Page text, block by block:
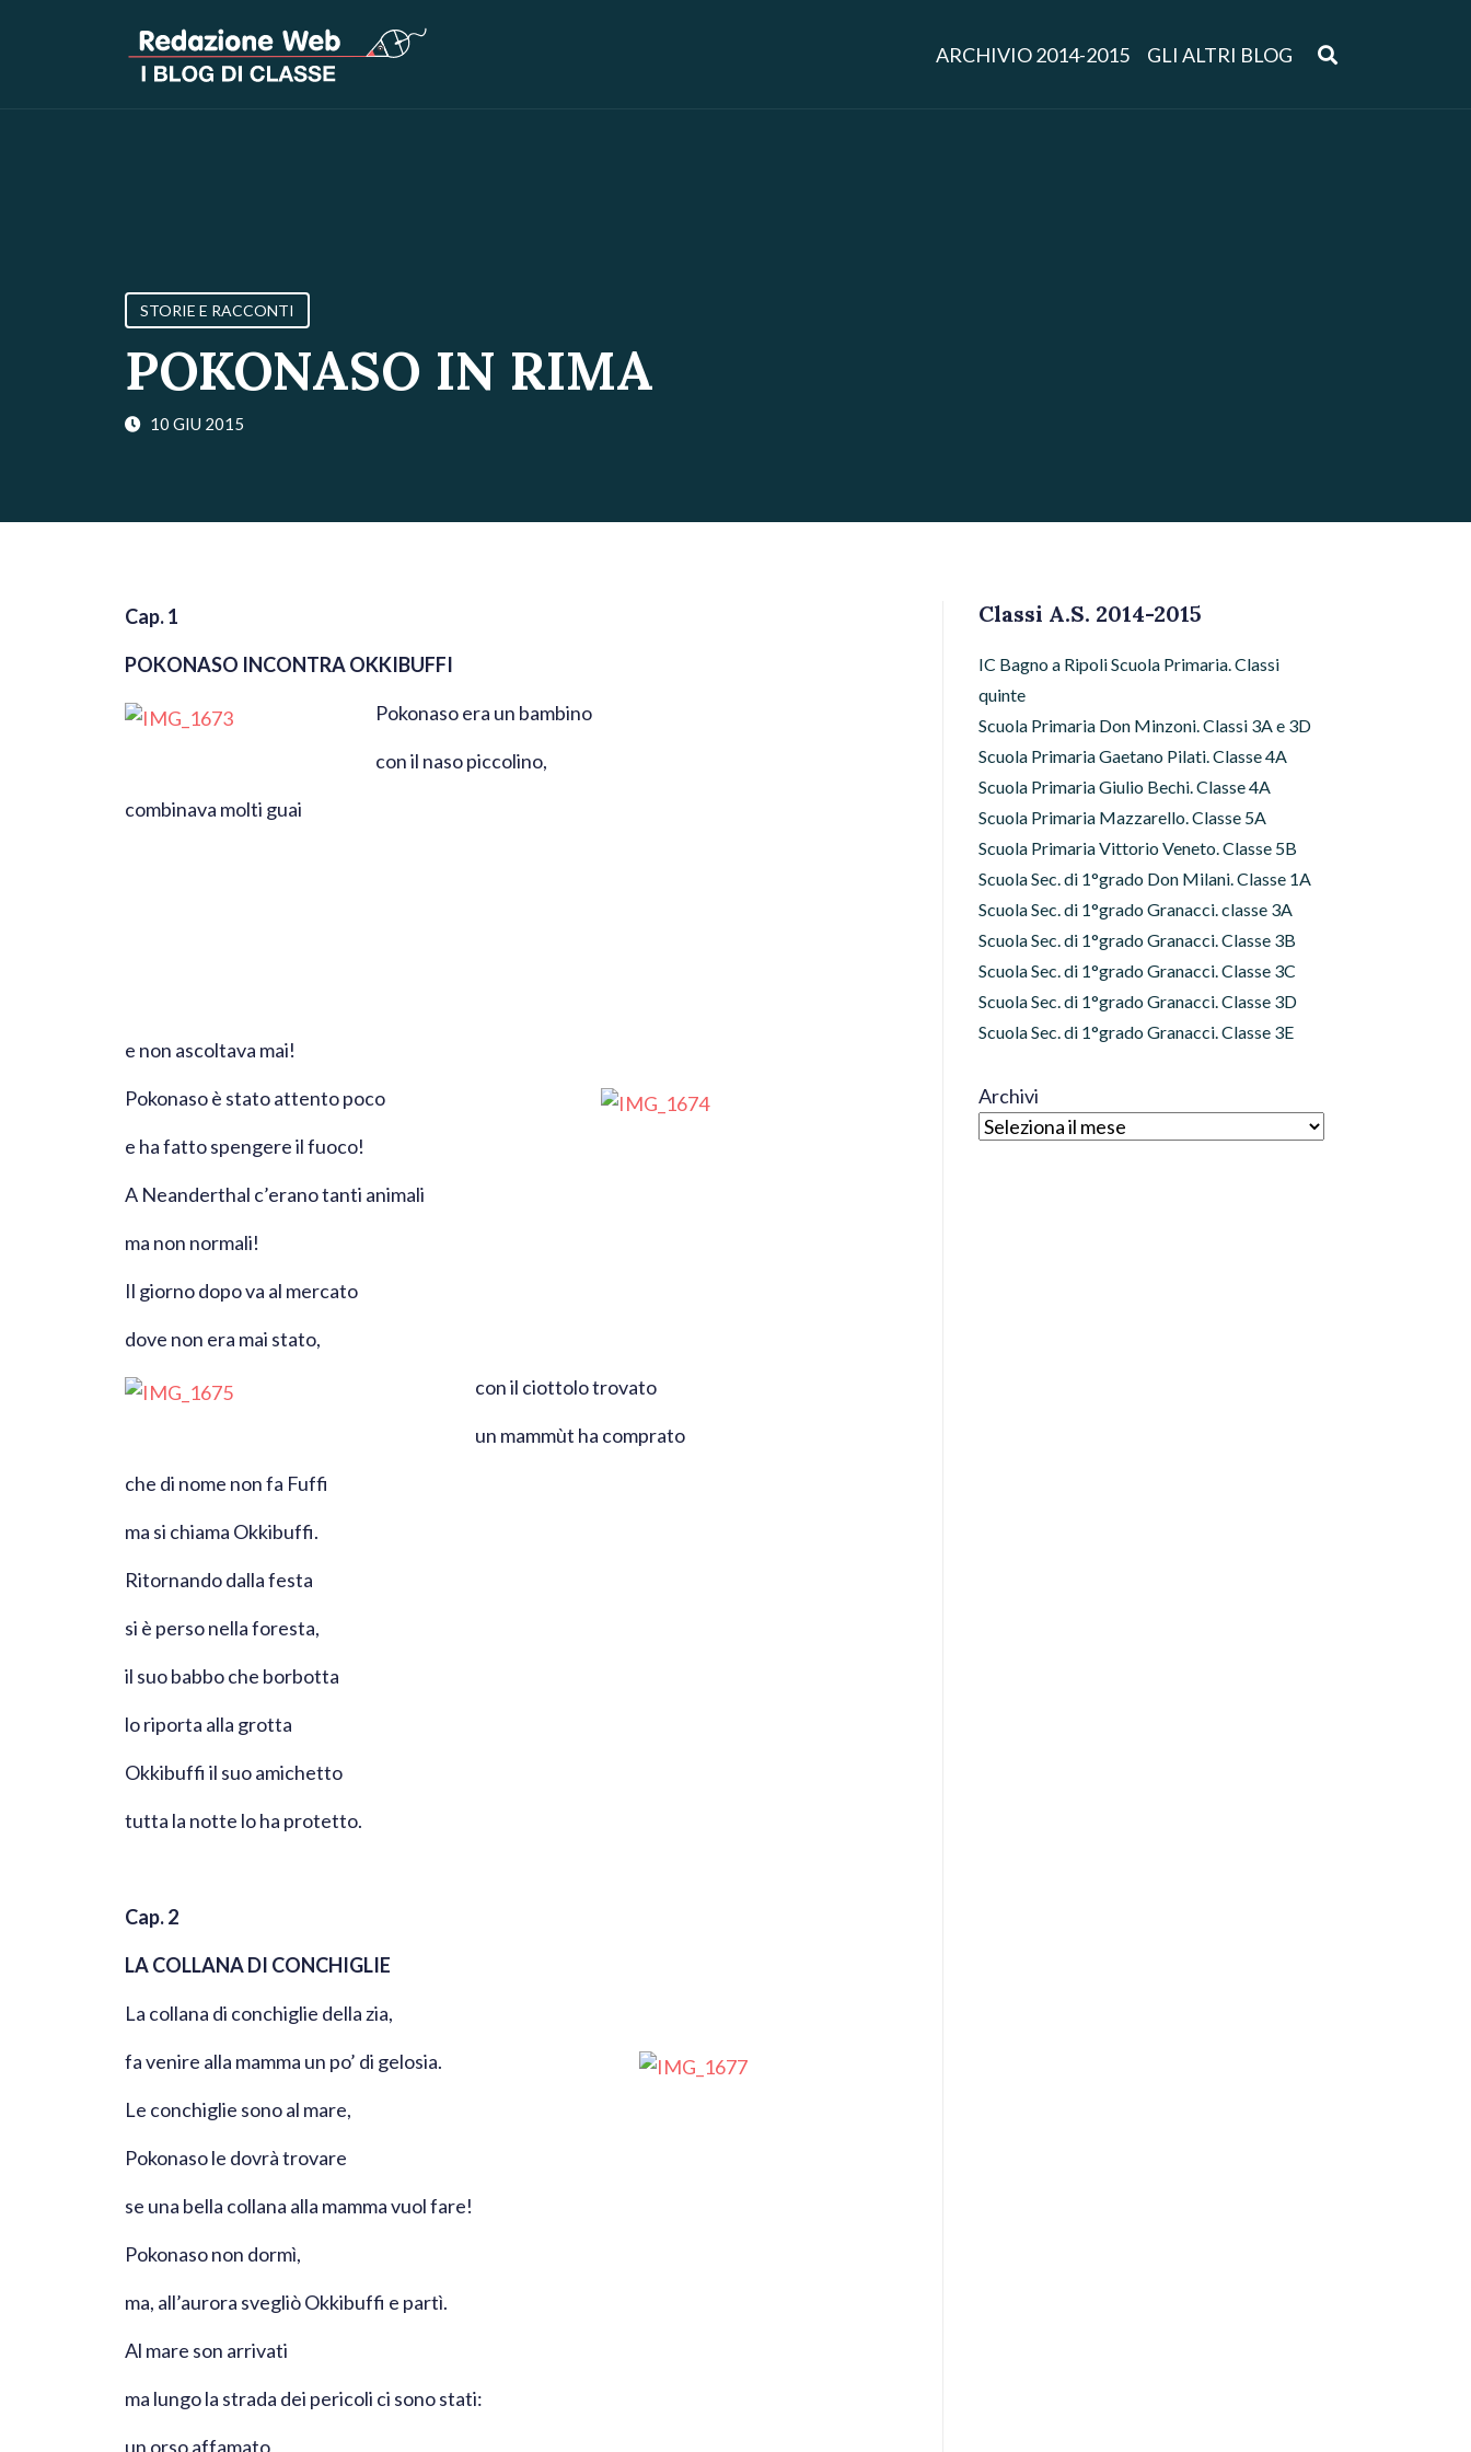
ARCHIVIO 2014-2015 GLI ALTRI BLOG
STORIE E RACCONTI
POKONASO IN RIMA
10 GIU 2015
Cap. 1
POKONASO INCONTRA OKKIBUFFI
Pokonaso era un bambino
con il naso piccolino,
combinava molti guai
e non ascoltava mai!
Pokonaso è stato attento poco
e ha fatto spengere il fuoco!
A Neanderthal c’erano tanti animali
ma non normali!
Il giorno dopo va al mercato
dove non era mai stato,
con il ciottolo trovato
un mammùt ha comprato
che di nome non fa Fuffi
ma si chiama Okkibuffi.
Ritornando dalla festa
si è perso nella foresta,
il suo babbo che borbotta
lo riporta alla grotta
Okkibuffi il suo amichetto
tutta la notte lo ha protetto.
Cap. 2
LA COLLANA DI CONCHIGLIE
La collana di conchiglie della zia,
fa venire alla mamma un po’ di gelosia.
Le conchiglie sono al mare,
Pokonaso le dovrà trovare
se una bella collana alla mamma vuol fare!
Pokonaso non dormì,
ma, all’aurora svegliò Okkibuffi e partì.
Al mare son arrivati
ma lungo la strada dei pericoli ci sono stati:
un orso affamato
Classi A.S. 2014-2015
IC Bagno a Ripoli Scuola Primaria. Classi
quinte
Scuola Primaria Don Minzoni. Classi 3A e 3D
Scuola Primaria Gaetano Pilati. Classe 4A
Scuola Primaria Giulio Bechi. Classe 4A
Scuola Primaria Mazzarello. Classe 5A
Scuola Primaria Vittorio Veneto. Classe 5B
Scuola Sec. di 1°grado Don Milani. Classe 1A
Scuola Sec. di 1°grado Granacci. classe 3A
Scuola Sec. di 1°grado Granacci. Classe 3B
Scuola Sec. di 1°grado Granacci. Classe 3C
Scuola Sec. di 1°grado Granacci. Classe 3D
Scuola Sec. di 1°grado Granacci. Classe 3E
Archivi